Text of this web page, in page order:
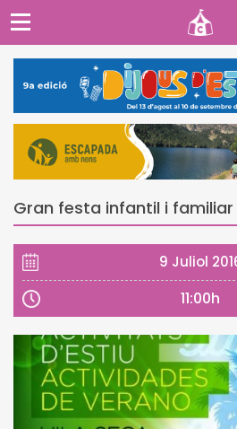
Gran festa infantil i familiar
9 Juliol
11:00h